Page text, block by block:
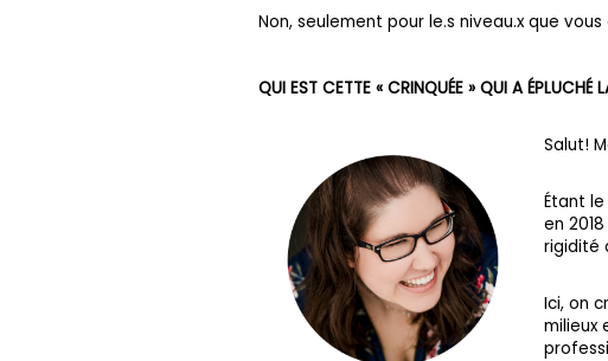
Non, seulement pour le.s niveau.x que
QUI EST CETTE « CRINQUÉE » QUI A ÉPLUCHÉ
Salut!
Étant
en
rigidité
Ici, on
milieux